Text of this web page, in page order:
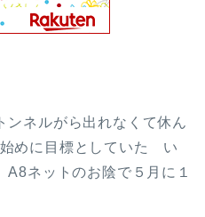
ネルがら出れなくて休ん
めに目標としていた い
ネットのお陰で５月に１